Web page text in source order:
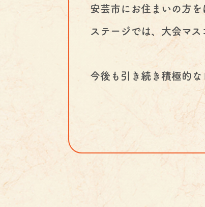
安芸市にお住まいの方
ステージでは、大会マ
今後も引き続き積極的